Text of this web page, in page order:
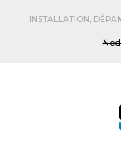
INSTALLATION,